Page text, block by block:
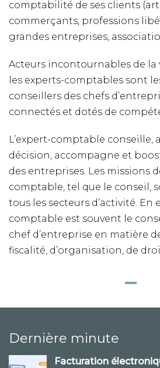
comptabilité de ses clients
commerçants, professions
grandes entreprises,
Acteurs incontournables de la
les experts-comptables sont
conseillers des chefs
connectés et dotés de
L’expert-comptable conseille,
décision, accompagne et
des entreprises. Les missions
comptable, tel que le conseil,
tous les secteurs d’activité. En
comptable est souvent le
chef d’entreprise en matière
fiscalité, d’organisation, de
Dernière minute
Facturation